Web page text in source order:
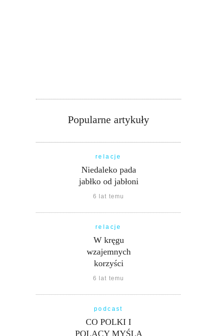
Popularne artykuły
relacje
Niedaleko pada
jabłko od jabłoni
6 lat temu
relacje
W kręgu
wzajemnych
korzyści
6 lat temu
podcast
CO POLKI I
POLACY MYŚLĄ